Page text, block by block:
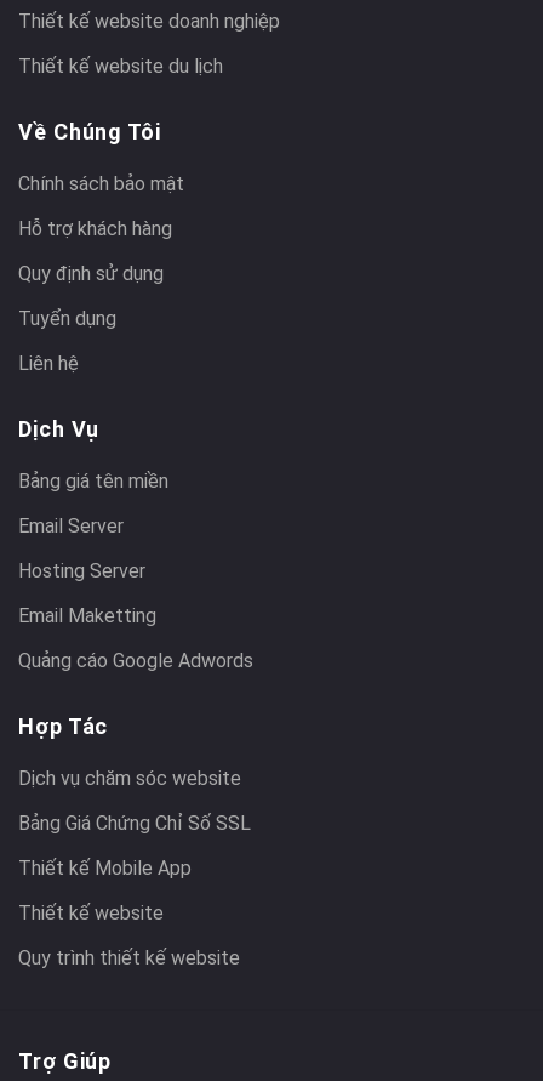
Thiết kế website doanh nghiệp
Thiết kế website du lịch
Về Chúng Tôi
Chính sách bảo mật
Hỗ trợ khách hàng
Quy định sử dụng
Tuyển dụng
Liên hệ
Dịch Vụ
Bảng giá tên miền
Email Server
Hosting Server
Email Maketting
Quảng cáo Google Adwords
Hợp Tác
Dịch vụ chăm sóc website
Bảng Giá Chứng Chỉ Số SSL
Thiết kế Mobile App
Thiết kế website
Quy trình thiết kế website
Trợ Giúp